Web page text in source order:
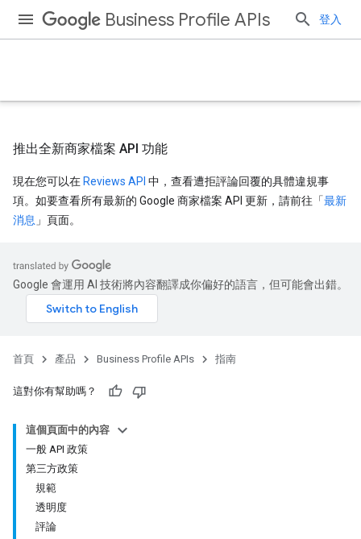
Business Profile APIs 登入
推出全新商家檔案 API 功能
現在您可以在 Reviews API 中，查看遭拒評論回覆的具體違規事
項。如要查看所有最新的 Google 商家檔案 API 更新，請前往「最新
消息 」頁面。
Google 會運用 AI 技術將內容翻譯成你偏好的語言，但可能會出錯。
首頁 產品 Business Profile APIs 指南
這對你有幫助嗎？
這個頁面中的內容
一般 API 政策
第三方政策
規範
透明度
評論